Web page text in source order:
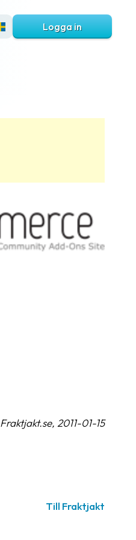
Logga in
Fraktjakt.se, 2011-01-15
Till Fraktjakt